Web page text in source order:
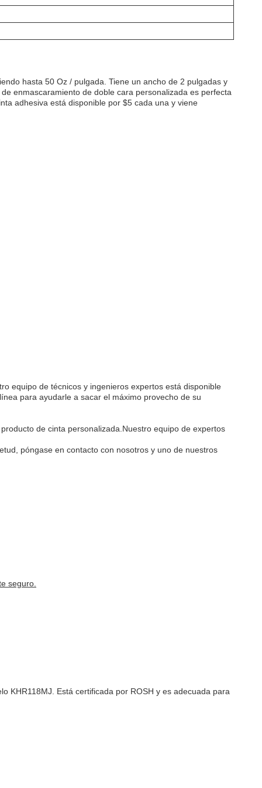
hasta 50 Oz / pulgada. Tiene un ancho de 2 pulgadas y
enmascaramiento de doble cara personalizada es perfecta
adhesiva está disponible por $5 cada una y viene
equipo de técnicos y ingenieros expertos está disponible
para ayudarle a sacar el máximo provecho de su
de cinta personalizada.Nuestro equipo de expertos
póngase en contacto con nosotros y uno de nuestros
seguro.
KHR118MJ. Está certificada por ROSH y es adecuada para